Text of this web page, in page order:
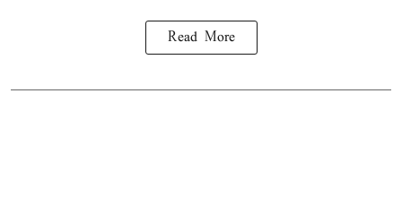
Read More